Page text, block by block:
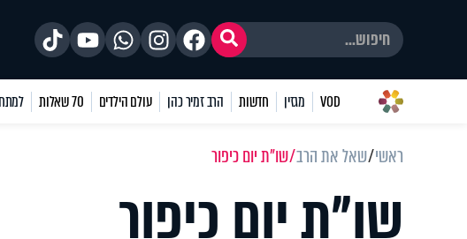
VOD מגזין חדשות הרב זמיר כהן עולם הילדים 70 שאלות
ראשי שאל את הרב שו"ת יום כיפור
שו"ת יום כיפור